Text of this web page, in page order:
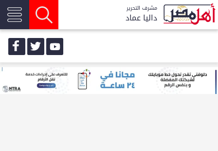
مشرف التحرير
داليا عماد